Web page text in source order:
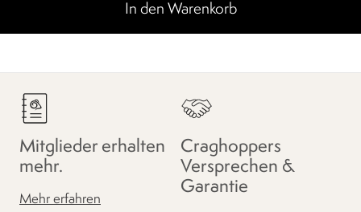
In den Warenkorb
Mitglieder erhalten
mehr.
Mehr erfahren
Craghoppers
Versprechen &
Garantie